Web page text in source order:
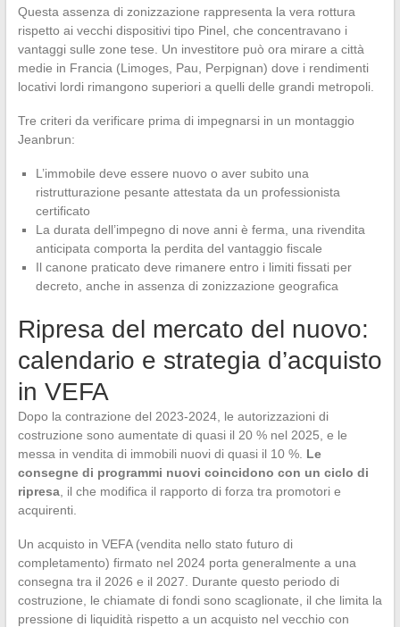
Questa assenza di zonizzazione rappresenta la vera rottura
rispetto ai vecchi dispositivi tipo Pinel, che concentravano i
vantaggi sulle zone tese. Un investitore può ora mirare a città
medie in Francia (Limoges, Pau, Perpignan) dove i rendimenti
locativi lordi rimangono superiori a quelli delle grandi metropoli.
Tre criteri da verificare prima di impegnarsi in un montaggio
Jeanbrun:
L’immobile deve essere nuovo o aver subito una
ristrutturazione pesante attestata da un professionista
certificato
La durata dell’impegno di nove anni è ferma, una rivendita
anticipata comporta la perdita del vantaggio fiscale
Il canone praticato deve rimanere entro i limiti fissati per
decreto, anche in assenza di zonizzazione geografica
Ripresa del mercato del nuovo:
calendario e strategia d’acquisto
in VEFA
Dopo la contrazione del 2023-2024, le autorizzazioni di
costruzione sono aumentate di quasi il 20 % nel 2025, e le
messa in vendita di immobili nuovi di quasi il 10 %. Le
consegne di programmi nuovi coincidono con un ciclo di
ripresa, il che modifica il rapporto di forza tra promotori e
acquirenti.
Un acquisto in VEFA (vendita nello stato futuro di
completamento) firmato nel 2024 porta generalmente a una
consegna tra il 2026 e il 2027. Durante questo periodo di
costruzione, le chiamate di fondi sono scaglionate, il che limita la
pressione di liquidità rispetto a un acquisto nel vecchio con